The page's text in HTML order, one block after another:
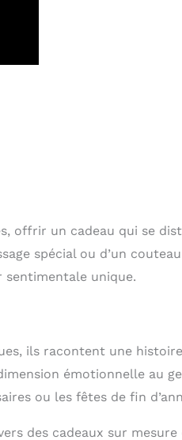
offrir un cadeau qui se
spécial ou d’un
sentimentale unique.
ils racontent une
émotionnelle au
ou les fêtes de fin
des cadeaux sur